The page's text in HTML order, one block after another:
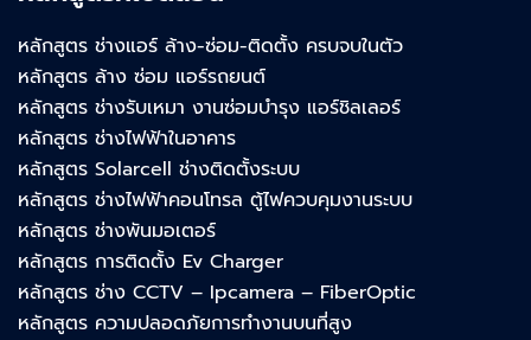
หลักสูตร ช่างแอร์ ล้าง-ซ่อม-ติดตั้ง ครบจบในตัว
หลักสูตร ล้าง ซ่อม แอร์รถยนต์
หลักสูตร ช่างรับเหมา งานซ่อมบำรุง แอร์ชิลเลอร์
หลักสูตร ช่างไฟฟ้าในอาคาร
หลักสูตร Solarcell ช่างติดตั้งระบบ
หลักสูตร ช่างไฟฟ้าคอนโทรล ตู้ไฟควบคุมงานระบบ
หลักสูตร ช่างพันมอเตอร์
หลักสูตร การติดตั้ง Ev Charger
หลักสูตร ช่าง CCTV – Ipcamera – FiberOptic
หลักสูตร ความปลอดภัยการทำงานบนที่สูง